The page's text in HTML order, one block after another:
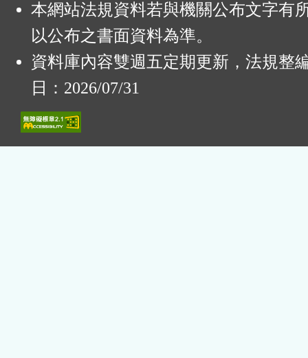
本網站法規資料若與機關公布文字有
以公布之書面資料為準。
資料庫內容雙週五定期更新，法規整
日：2026/07/31